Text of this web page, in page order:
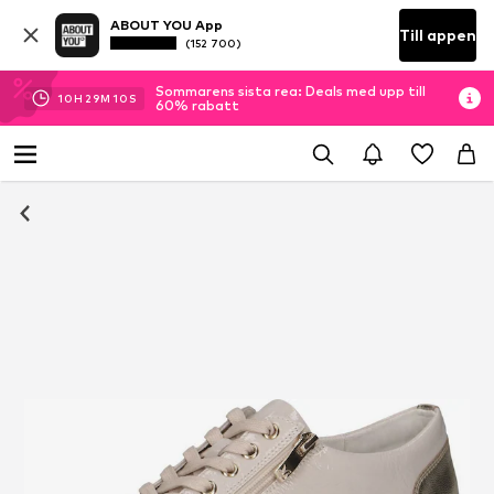
ABOUT YOU App
(152 700) Till appen
10H 29M 09 S
Sommarens sista rea: Deals med upp till
60% rabatt